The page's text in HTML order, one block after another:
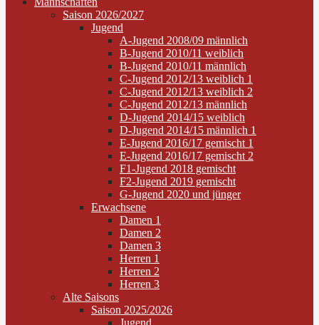
Saison 2026/2027
Jugend
A-Jugend 2008/09 männlich
B-Jugend 2010/11 weiblich
B-Jugend 2010/11 männlich
C-Jugend 2012/13 weiblich 1
C-Jugend 2012/13 weiblich 2
C-Jugend 2012/13 männlich
D-Jugend 2014/15 weiblich
D-Jugend 2014/15 männlich 1
E-Jugend 2016/17 gemischt 1
E-Jugend 2016/17 gemischt 2
F1-Jugend 2018 gemischt
F2-Jugend 2019 gemischt
G-Jugend 2020 und jünger
Erwachsene
Damen 1
Damen 2
Damen 3
Herren 1
Herren 2
Herren 3
Alte Saisons
Saison 2025/2026
Jugend